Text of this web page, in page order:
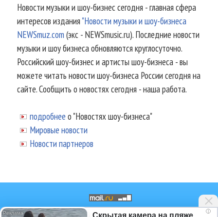
Новости музыки и шоу-бизнес сегодня - главная сфера
интересов издания"Новости музыки и шоу-бизнеса
NEWSmuz.com(экс - NEWSmusic.ru). Последние новости
музыки и шоу бизнеса обновляются круглосуточно.
Российский шоу-бизнес и артисты шоу-бизнеса - вы
можете читать новости шоу-бизнеса России сегодня на
сайте. Сообщить о новостях сегодня - наша работа.
подробнее о "Новостях шоу-бизнеса"
Мировые новости
Новости партнеров
© 2002-2026.Информационное i